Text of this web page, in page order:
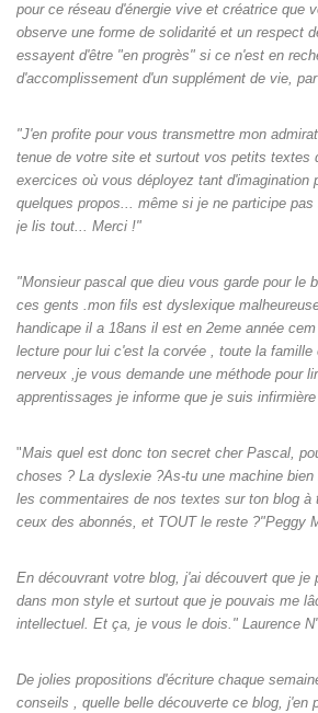
pour ce réseau d'énergie vive et créatrice que
observe une forme de solidarité et un respect
essayent d'être "en progrès" si ce n'est en
d'accomplissement d'un supplément de vie,
"J'en profite pour vous transmettre mon
tenue de votre site et surtout vos petits textes
exercices où vous déployez tant d'imagination
quelques propos... même si je ne participe
je lis tout... Merci !"
"Monsieur pascal que dieu vous garde pour le
ces gents .mon fils est dyslexique
handicape il a 18ans il est en 2eme année
lecture pour lui c'est la corvée , toute la
nerveux ,je vous demande une méthode pour
apprentissages je informe que je suis
"Mais quel est donc ton secret cher Pascal,
choses ? La dyslexie ?As-tu une machine
les commentaires de nos textes sur ton blog à
ceux des abonnés, et TOUT le reste ?"Peggy
En découvrant votre blog, j'ai découvert que je
dans mon style et surtout que je pouvais me
intellectuel. Et ça, je vous le dois." Laurence
De jolies propositions d'écriture chaque
conseils , quelle belle découverte ce blog, j'en